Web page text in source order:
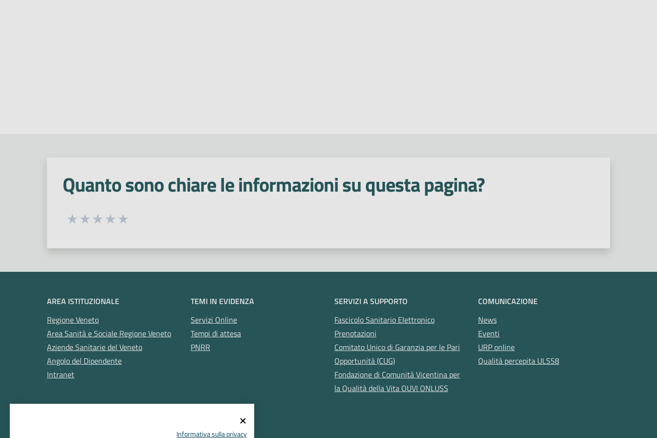
Quanto sono chiare le informazioni su questa pagina?
Seleziona una valutazione da 1 a 5 stelle
AREA ISTITUZIONALE
Regione Veneto
Area Sanità e Sociale Regione Veneto
Aziende Sanitarie del Veneto
Angolo del Dipendente
Intranet
TEMI IN EVIDENZA
Servizi Online
Tempi di attesa
PNRR
SERVIZI A SUPPORTO
Fascicolo Sanitario Elettronico
Prenotazioni
Comitato Unico di Garanzia per le Pari
Opportunità (CUG)
Fondazione di Comunità Vicentina per
la Qualità della Vita OUVI ONLUSS
COMUNICAZIONE
News
Eventi
URP online
Qualità percepita ULSS8
Informativa sulla privacy